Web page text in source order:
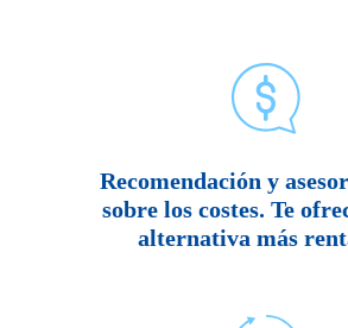
Recomendación y
sobre los costes. Te
alternativa más